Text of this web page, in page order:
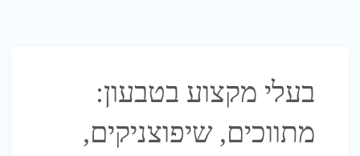
בעלי מקצוע בטבעון:
מתווכים, שיפוצניקים,